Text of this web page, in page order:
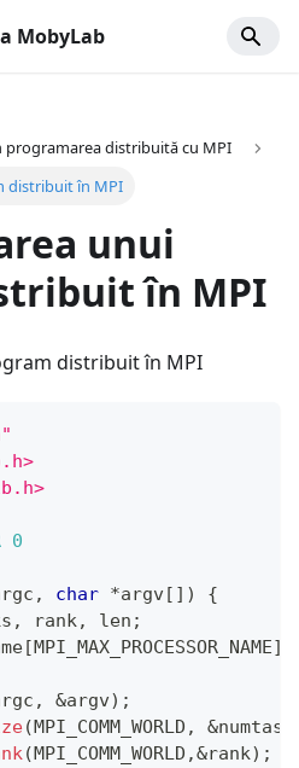
MobyLab
distribuită cu MPI
distribuit în MPI
unui
în MPI
distribuit în MPI
0
, char *argv [ ] )
{
, rank, len ;
[ MPI_MAX_PROCESSOR_NAME]
, &argv) ;
( MPI_COMM_WORLD , &
( MPI_COMM_WORLD ,&rank) ;